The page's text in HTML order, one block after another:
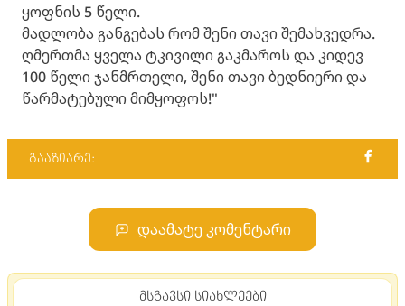
ყოფნის 5 წელი.
მადლობა განგებას რომ შენი თავი შემახვედრა.
ღმერთმა ყველა ტკივილი გაკმაროს და კიდევ
100 წელი ჯანმრთელი, შენი თავი ბედნიერი და
წარმატებული მიმყოფოს!"
გააზიარე:
დაამატე კომენტარი
მსგავსი სიახლეები